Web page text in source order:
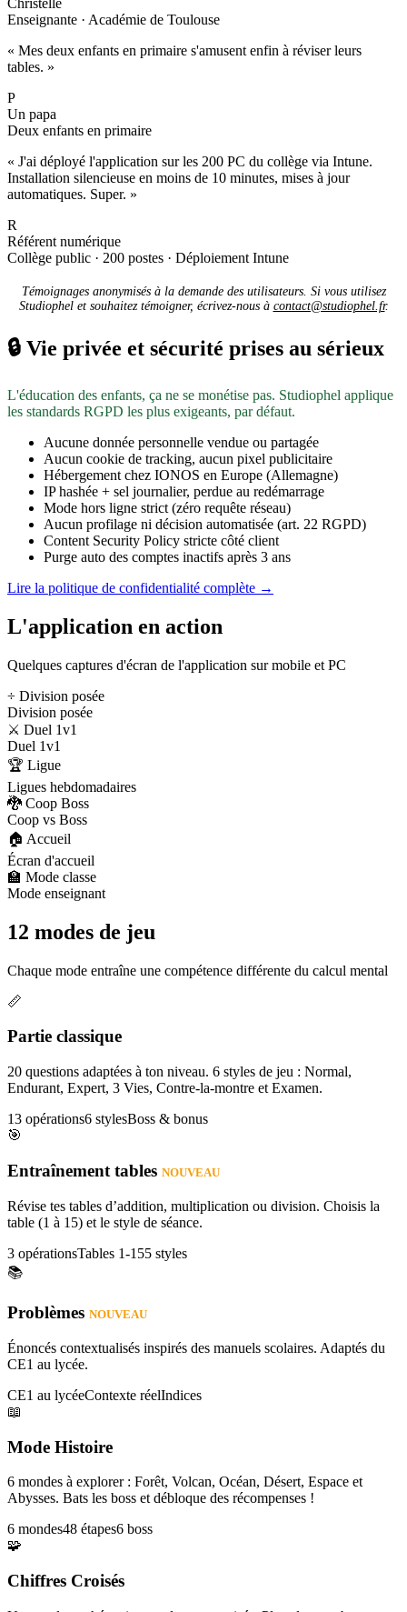
Christelle
Enseignante · Académie de Toulouse
« Mes deux enfants en primaire s'amusent enfin à réviser leurs
tables. »
P
Un papa
Deux enfants en primaire
« J'ai déployé l'application sur les 200 PC du collège via Intune.
Installation silencieuse en moins de 10 minutes, mises à jour
automatiques. Super. »
R
Référent numérique
Collège public · 200 postes · Déploiement Intune
Témoignages anonymisés à la demande des utilisateurs. Si vous utilisez
Studiophel et souhaitez témoigner, écrivez-nous à contact@studiophel.fr.
🔒 Vie privée et sécurité prises au sérieux
L'éducation des enfants, ça ne se monétise pas. Studiophel applique
les standards RGPD les plus exigeants, par défaut.
Aucune donnée personnelle vendue ou partagée
Aucun cookie de tracking, aucun pixel publicitaire
Hébergement chez IONOS en Europe (Allemagne)
IP hashée + sel journalier, perdue au redémarrage
Mode hors ligne strict (zéro requête réseau)
Aucun profilage ni décision automatisée (art. 22 RGPD)
Content Security Policy stricte côté client
Purge auto des comptes inactifs après 3 ans
Lire la politique de confidentialité complète →
L'application en action
Quelques captures d'écran de l'application sur mobile et PC
÷ Division posée
Division posée
⚔️ Duel 1v1
Duel 1v1
🏆 Ligue
Ligues hebdomadaires
🐉 Coop Boss
Coop vs Boss
🏠 Accueil
Écran d'accueil
🏫 Mode classe
Mode enseignant
12 modes de jeu
Chaque mode entraîne une compétence différente du calcul mental
📏
Partie classique
20 questions adaptées à ton niveau. 6 styles de jeu : Normal,
Endurant, Expert, 3 Vies, Contre-la-montre et Examen.
13 opérations6 stylesBoss & bonus
🎯
Entraînement tables NOUVEAU
Révise tes tables d’addition, multiplication ou division. Choisis la
table (1 à 15) et le style de séance.
3 opérationsTables 1-155 styles
📚
Problèmes NOUVEAU
Énoncés contextualisés inspirés des manuels scolaires. Adaptés du
CE1 au lycée.
CE1 au lycéeContexte réelIndices
📖
Mode Histoire
6 mondes à explorer : Forêt, Volcan, Océan, Désert, Espace et
Abysses. Bats les boss et débloque des récompenses !
6 mondes48 étapes6 boss
🧩
Chiffres Croisés